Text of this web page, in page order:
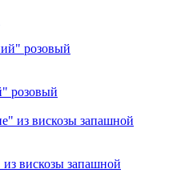
розовый
вискозы запашной